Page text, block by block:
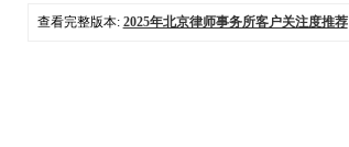
查看完整版本: 2025年北京律师事务所客户关注度推荐